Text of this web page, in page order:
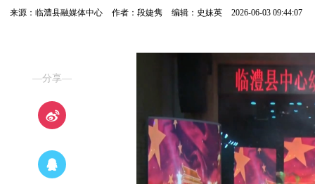
来源：临澧县融媒体中心 作者：段婕隽 编辑：史妹英 2026-06-03 09:44:07
—分享—